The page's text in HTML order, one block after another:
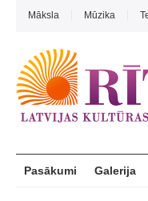
Māksla Mūzika
Pasākumi Galerija